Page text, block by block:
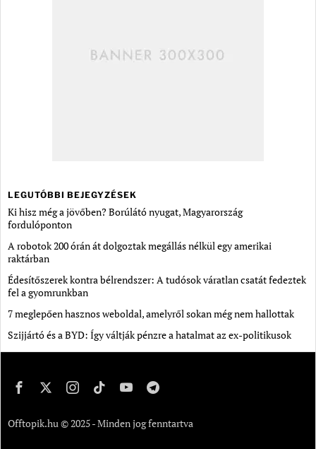
LEGUTÓBBI BEJEGYZÉSEK
Ki hisz még a jövőben? Borúlátó nyugat, Magyarország
fordulóponton
A robotok 200 órán át dolgoztak megállás nélkül egy amerikai
raktárban
Édesítőszerek kontra bélrendszer: A tudósok váratlan csatát fedeztek
fel a gyomrunkban
7 meglepően hasznos weboldal, amelyről sokan még nem hallottak
Szijjártó és a BYD: Így váltják pénzre a hatalmat az ex-politikusok
Offtopik.hu © 2025 - Minden jog fenntartva